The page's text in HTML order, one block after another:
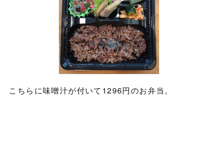
こちらに味噌汁が付いて1296円のお弁当。